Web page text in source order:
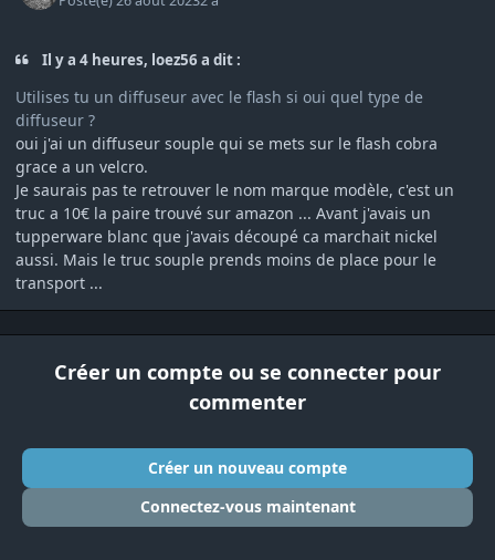
Il y a 4 heures, loez56 a dit :
Utilises tu un diffuseur avec le flash si oui quel type de
diffuseur ?
oui j'ai un diffuseur souple qui se mets sur le flash cobra
grace a un velcro.
Je saurais pas te retrouver le nom marque modèle, c'est un
truc a 10€ la paire trouvé sur amazon ... Avant j'avais un
tupperware blanc que j'avais découpé ca marchait nickel
aussi. Mais le truc souple prends moins de place pour le
transport ...
Créer un compte ou se connecter pour
commenter
Créer un nouveau compte
Connectez-vous maintenant